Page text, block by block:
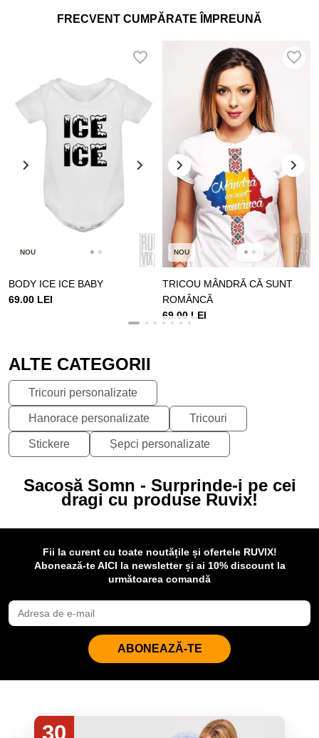
FRECVENT CUMPĂRATE ÎMPREUNĂ
NOU
BODY ICE ICE BABY
69.00 LEI
NOU
TRICOU MÂNDRĂ CĂ SUNT
ROMÂNCĂ
69.00 LEI
ALTE CATEGORII
Tricouri personalizate
Hanorace personalizate Tricouri
Stickere Șepci personalizate
Sacoșă Somn - Surprinde-i pe cei
dragi cu produse Ruvix!
Fii la curent cu toate noutățile și ofertele RUVIX!
Abonează-te AICI la newsletter și ai 10% discount la
următoarea comandă
ABONEAZĂ-TE
30